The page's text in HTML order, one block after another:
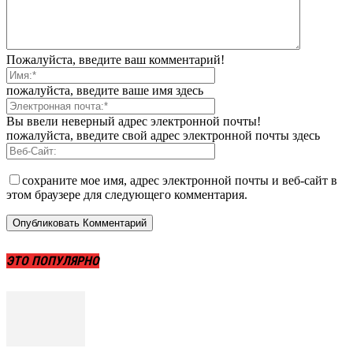
Пожалуйста, введите ваш комментарий!
пожалуйста, введите ваше имя здесь
Вы ввели неверный адрес электронной почты!
пожалуйста, введите свой адрес электронной почты здесь
сохраните мое имя, адрес электронной почты и веб-сайт в
этом браузере для следующего комментария.
ЭТО ПОПУЛЯРНО